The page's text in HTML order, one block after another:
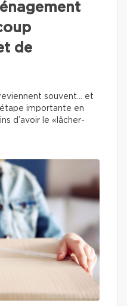
de
souvent… et
importante en
d’avoir le «lâcher-